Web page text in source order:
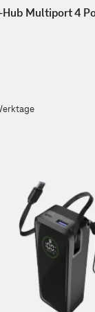
Hub Multiport 4